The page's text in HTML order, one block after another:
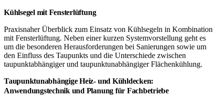
Kühlsegel mit Fensterlüftung
Praxisnaher Überblick zum Einsatz von Kühlsegeln in Kombination
mit Fensterlüftung. Neben einer kurzen Systemvorstellung geht es
um die besonderen Herausforderungen bei Sanierungen sowie um
den Einfluss des Taupunkts und die Unterschiede zwischen
taupunktabhängiger und taupunktunabhängiger Flächenkühlung.
Taupunktunabhängige Heiz- und Kühldecken:
Anwendungstechnik und Planung für Fachbetriebe